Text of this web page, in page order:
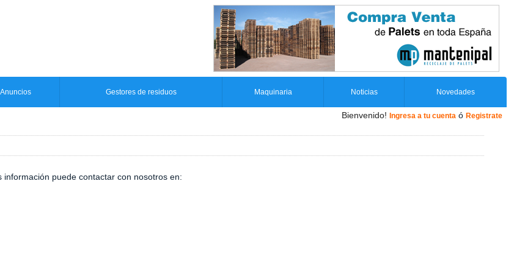
Anuncios Gestores de residuos Maquinaria Noticias Novedades
Bienvenido! Ingresa a tu cuenta ó Registrate
puede contactar con nosotros en: